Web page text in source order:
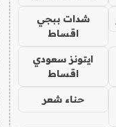
شدات ببجي
اقساط
ايتونز سعودي
اقساط
حناء شعر